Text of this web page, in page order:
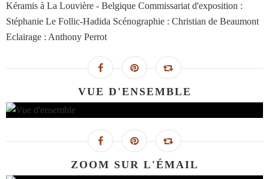
Kéramis à La Louvière - Belgique Commissariat d'exposition :
Stéphanie Le Follic-Hadida Scénographie : Christian de Beaumont
Eclairage : Anthony Perrot
VUE D'ENSEMBLE
ZOOM SUR L'ÉMAIL